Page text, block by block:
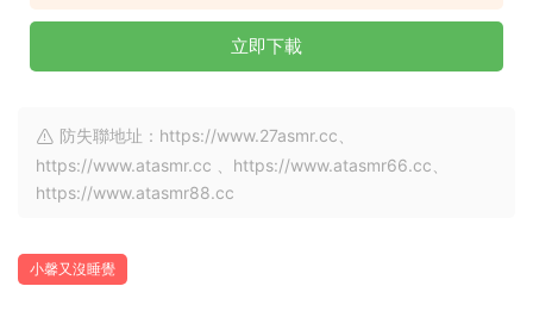
立即下載
防失聯地址：https://www.27asmr.cc、
https://www.atasmr.cc 、https://www.atasmr66.cc、
https://www.atasmr88.cc
小馨又沒睡覺